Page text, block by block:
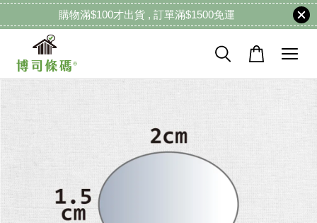
購物滿$100才出貨 , 訂單滿$1500免運